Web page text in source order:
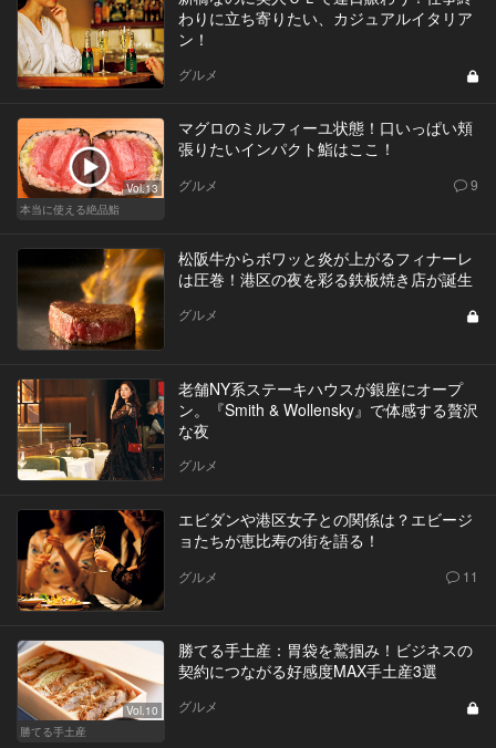
わりに立ち寄りたい、カジュアルイタリア
ン！
グルメ
Vol.13
本当に使える絶品鮨
マグロのミルフィーユ状態！口いっぱい頬
張りたいインパクト鮨はここ！
グルメ 9
松阪牛からボワッと炎が上がるフィナーレ
は圧巻！港区の夜を彩る鉄板焼き店が誕生
グルメ
老舗NY系ステーキハウスが銀座にオープ
ン。『Smith & Wollensky』で体感する贅沢
な夜
グルメ
エビダンや港区女子との関係は？エビージ
ョたちが恵比寿の街を語る！
グルメ 11
Vol.10
勝てる手土産
勝てる手土産：胃袋を鷲掴み！ビジネスの
契約につながる好感度MAX手土産3選
グルメ